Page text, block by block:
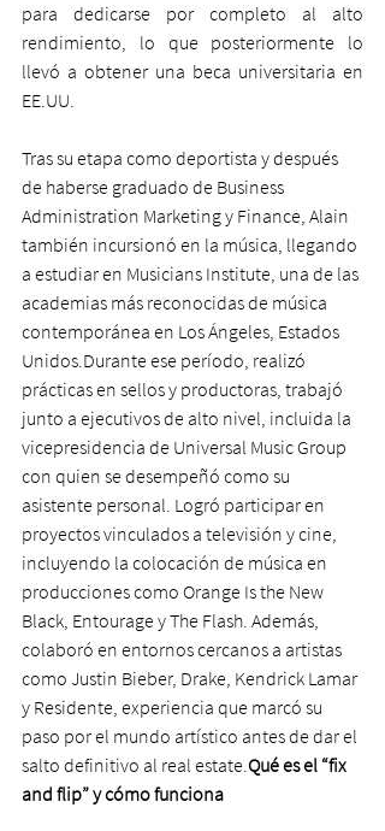
para dedicarse por completo al alto
rendimiento, lo que posteriormente lo
llevó a obtener una beca universitaria en
EE.UU.
Tras su etapa como deportista y después
de haberse graduado de Business
Administration Marketing y Finance, Alain
también incursionó en la música, llegando
a estudiar en Musicians Institute, una de las
academias más reconocidas de música
contemporánea en Los Ángeles, Estados
Unidos.Durante ese período, realizó
prácticas en sellos y productoras, trabajó
junto a ejecutivos de alto nivel, incluida la
vicepresidencia de Universal Music Group
con quien se desempeñó como su
asistente personal. Logró participar en
proyectos vinculados a televisión y cine,
incluyendo la colocación de música en
producciones como Orange Is the New
Black, Entourage y The Flash. Además,
colaboró en entornos cercanos a artistas
como Justin Bieber, Drake, Kendrick Lamar
y Residente, experiencia que marcó su
paso por el mundo artístico antes de dar el
salto definitivo al real estate.Qué es el “fix
and flip” y cómo funciona